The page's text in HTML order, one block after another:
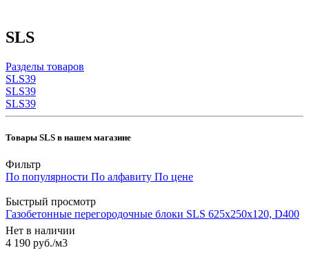
SLS
Разделы товаров
SLS39
SLS39
SLS39
Товары SLS в нашем магазине
Фильтр
По популярности По алфавиту По цене
Быстрый просмотр
Газобетонные перегородочные блоки SLS 625х250х120, D400
Нет в наличии
4 190 руб./м3